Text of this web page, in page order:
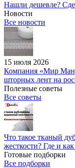
Нашли дешевле?
Новости
Все новости
15 июля 2026
Компания «Мир
шторных лент на
Полезные советы
Все советы
Что такое тканый
жесткости? Где и
Готовые подборки
Все подборки